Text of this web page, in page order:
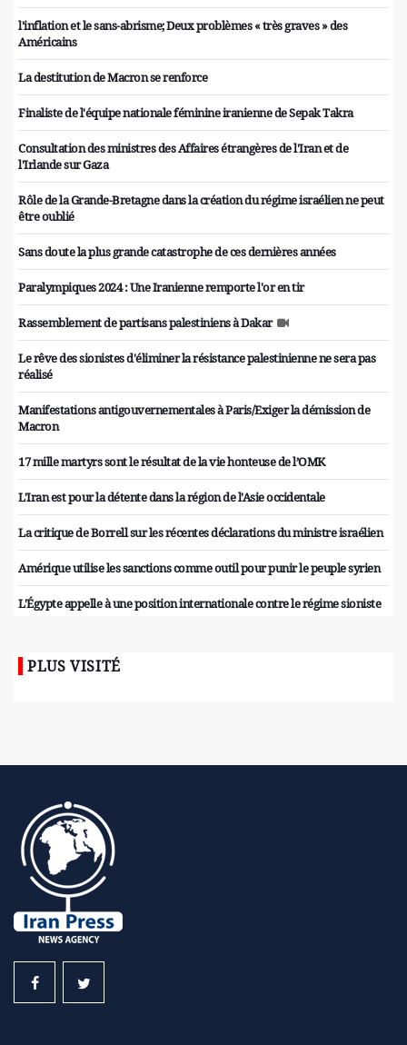
l'inflation et le sans-abrisme; Deux problèmes « très graves » des
Américains
La destitution de Macron se renforce
Finaliste de l'équipe nationale féminine iranienne de Sepak Takra
Consultation des ministres des Affaires étrangères de l'Iran et de
l'Irlande sur Gaza
Rôle de la Grande-Bretagne dans la création du régime israélien ne peut
être oublié
Sans doute la plus grande catastrophe de ces dernières années
Paralympiques 2024 : Une Iranienne remporte l'or en tir
Rassemblement de partisans palestiniens à Dakar
Le rêve des sionistes d'éliminer la résistance palestinienne ne sera pas
réalisé
Manifestations antigouvernementales à Paris/Exiger la démission de
Macron
17 mille martyrs sont le résultat de la vie honteuse de l’OMK
L'Iran est pour la détente dans la région de l'Asie occidentale
La critique de Borrell sur les récentes déclarations du ministre israélien
Amérique utilise les sanctions comme outil pour punir le peuple syrien
L'Égypte appelle à une position internationale contre le régime sioniste
PLUS VISITÉ